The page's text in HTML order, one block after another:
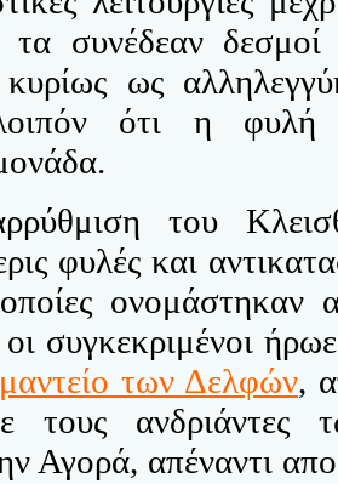
συνέδεαν δεσμοί
κυρίως ως
ότι η φυλή
του
φυλές και
ονομάστηκαν
συγκεκριμένοι
μαντείο των Δελφών,
ανδριάντες
Αγορά, απέναντι